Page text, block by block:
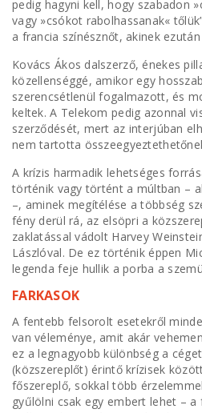
pedig hagyni kell, hogy szabadon
vagy »csókot rabolhassanak«
a francia színésznőt, akinek
Kovács Ákos dalszerző, énekes
közellenséggé, amikor egy
szerencsétlenül fogalmazott, és
keltek. A Telekom pedig azonnal
szerződését, mert az interjúban
nem tartotta
A krízis harmadik lehetséges
történik vagy történt a múltban –
–, aminek megítélése a többség
fény derül rá, az elsöpri a
zaklatással vádolt Harvey
Lászlóval. De ez történik éppen
legenda feje hullik a porba a
FARKASOK
A fentebb felsorolt esetekről
van véleménye, amit akár
ez a legnagyobb különbség a
(közszereplőt) érintő krízisek
főszereplő, sokkal több
gyűlölni csak egy embert lehet –